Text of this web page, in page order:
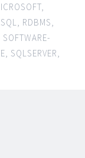
RDBMS
SOFTWARE-
SQLSERVER